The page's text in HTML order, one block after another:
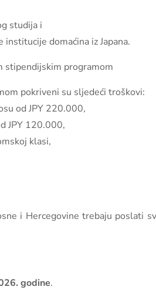
studija i
domaćina iz Japana.
stipendijskim programom
pokriveni su sljedeći troškovi:
od JPY 220.000,
JPY 120.000,
klasi,
i Hercegovine trebaju poslati
godine.